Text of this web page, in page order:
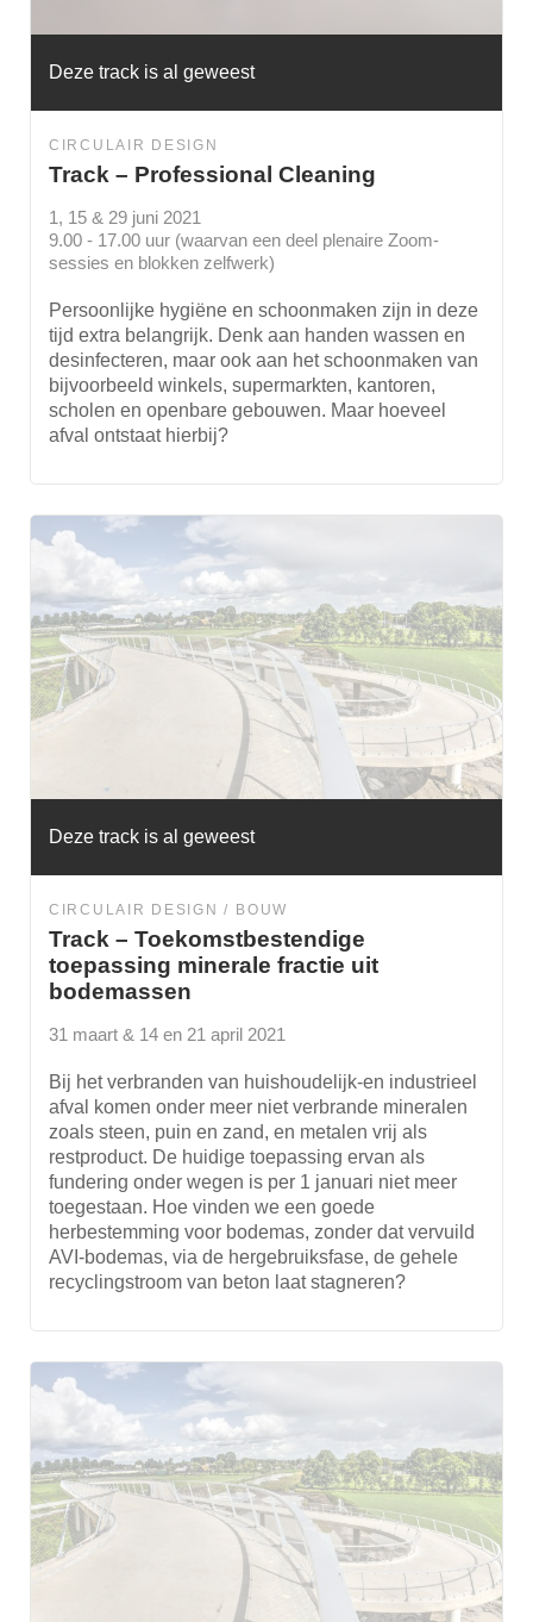
Deze track is al geweest
CIRCULAIR DESIGN
Track – Professional Cleaning
1, 15 & 29 juni 2021
9.00 - 17.00 uur (waarvan een deel plenaire Zoom-
sessies en blokken zelfwerk)
Persoonlijke hygiëne en schoonmaken zijn in deze
tijd extra belangrijk. Denk aan handen wassen en
desinfecteren, maar ook aan het schoonmaken van
bijvoorbeeld winkels, supermarkten, kantoren,
scholen en openbare gebouwen. Maar hoeveel
afval ontstaat hierbij?
Deze track is al geweest
CIRCULAIR DESIGN BOUW
Track – Toekomstbestendige
toepassing minerale fractie uit
bodemassen
31 maart & 14 en 21 april 2021
Bij het verbranden van huishoudelijk-en industrieel
afval komen onder meer niet verbrande mineralen
zoals steen, puin en zand, en metalen vrij als
restproduct. De huidige toepassing ervan als
fundering onder wegen is per 1 januari niet meer
toegestaan. Hoe vinden we een goede
herbestemming voor bodemas, zonder dat vervuild
AVI-bodemas, via de hergebruiksfase, de gehele
recyclingstroom van beton laat stagneren?